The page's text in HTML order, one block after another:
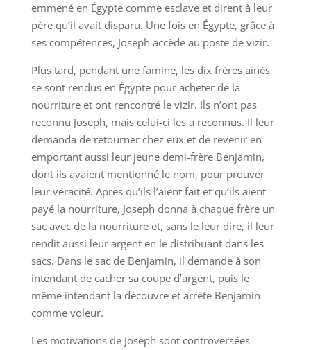
emmené en Égypte comme esclave et dirent à leur
père qu’il avait disparu. Une fois en Égypte, grâce à
ses compétences, Joseph accède au poste de vizir.
Plus tard, pendant une famine, les dix frères aînés
se sont rendus en Égypte pour acheter de la
nourriture et ont rencontré le vizir. Ils n’ont pas
reconnu Joseph, mais celui-ci les a reconnus. Il leur
demanda de retourner chez eux et de revenir en
emportant aussi leur jeune demi-frère Benjamin,
dont ils avaient mentionné le nom, pour prouver
leur véracité. Après qu’ils l’aient fait et qu’ils aient
payé la nourriture, Joseph donna à chaque frère un
sac avec de la nourriture et, sans le leur dire, il leur
rendit aussi leur argent en le distribuant dans les
sacs. Dans le sac de Benjamin, il demande à son
intendant de cacher sa coupe d’argent, puis le
même intendant la découvre et arrête Benjamin
comme voleur.
Les motivations de Joseph sont controversées